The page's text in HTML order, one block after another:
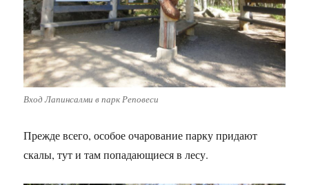
Вход Лапинсалми в парк Реповеси
Прежде всего, особое очарование парку придают
скалы, тут и там попадающиеся в лесу.